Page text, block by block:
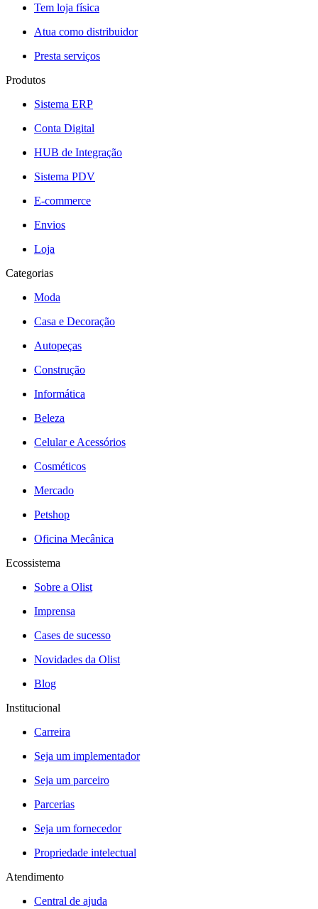
Tem loja física
Atua como distribuidor
Presta serviços
Produtos
Sistema ERP
Conta Digital
HUB de Integração
Sistema PDV
E-commerce
Envios
Loja
Categorias
Moda
Casa e Decoração
Autopeças
Construção
Informática
Beleza
Celular e Acessórios
Cosméticos
Mercado
Petshop
Oficina Mecânica
Ecossistema
Sobre a Olist
Imprensa
Cases de sucesso
Novidades da Olist
Blog
Institucional
Carreira
Seja um implementador
Seja um parceiro
Parcerias
Seja um fornecedor
Propriedade intelectual
Atendimento
Central de ajuda